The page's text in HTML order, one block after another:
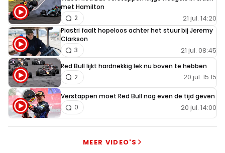
met Hamilton
21 jul. 14:20
2
Piastri faalt hopeloos achter het stuur bij Jeremy
Clarkson
21 jul. 08:45
3
Red Bull lijkt hardnekkig lek nu boven te hebben
20 jul. 15:15
2
Verstappen moet Red Bull nog even de tijd geven
20 jul. 14:00
0
MEER VIDEO'S